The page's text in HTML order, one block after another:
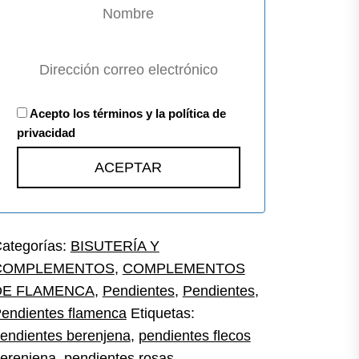
Acepto los términos y la política de
privacidad
BISUTERÍA Y
, COMPLEMENTOS
FLAMENCA, Pendientes, Pendientes,
flamenca Etiquetas:
berenjena, pendientes flecos